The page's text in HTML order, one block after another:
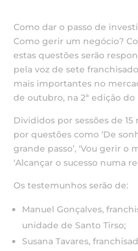
Como dar o passo de
Como gerir um negócio?
estas questões serão
pela voz de sete
mais importantes no
de outubro, na 2ª edição
Divididos por sessões de
por questões como ‘De
grande passo’, ‘Vou gerir o
‘Alcançar o sucesso numa
Os testemunhos serão de:
Manuel Gonçalves,
unidade de Santo Tirso;
Susana Tavares,